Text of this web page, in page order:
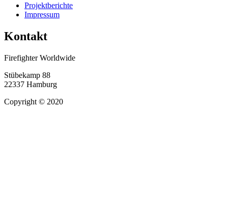
Projektberichte
Impressum
Kontakt
Firefighter Worldwide
Stübekamp 88
22337 Hamburg
Copyright © 2020